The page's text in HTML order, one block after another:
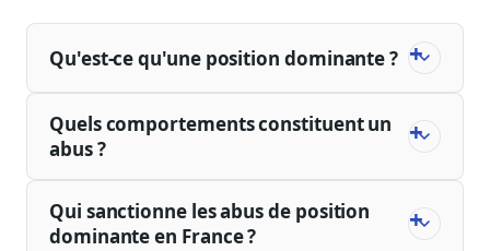
Qu'est-ce qu'une position dominante ?
Quels comportements constituent un
abus ?
Qui sanctionne les abus de position
dominante en France ?